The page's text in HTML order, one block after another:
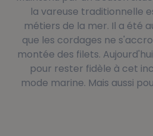
la vareuse traditionnelle
métiers de la mer. Il a été
que les cordages ne
montée des filets.
pour rester fidèle à cet
mode marine. Mais aussi